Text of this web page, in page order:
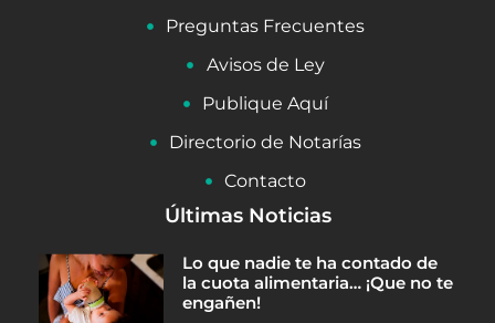
Preguntas Frecuentes
Avisos de Ley
Publique Aquí
Directorio de Notarías
Contacto
Últimas Noticias
Lo que nadie te ha contado de
la cuota alimentaria… ¡Que no te
engañen!